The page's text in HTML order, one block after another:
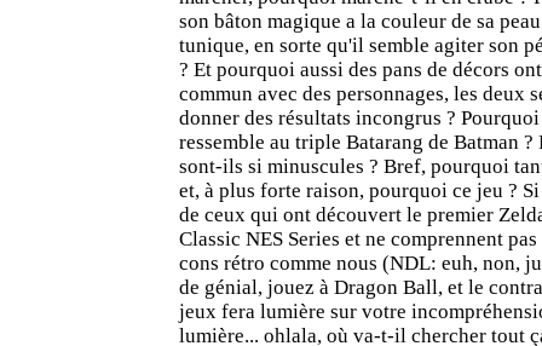
son bâton magique a la couleur de sa
tunique, en sorte qu'il semble agiter son
? Et pourquoi aussi des pans de décors
commun avec des personnages, les deux
donner des résultats incongrus ?
ressemble au triple Batarang de Batman
sont-ils si minuscules ? Bref, pourquoi
et, à plus forte raison, pourquoi ce jeu ?
de ceux qui ont découvert le premier
Classic NES Series et ne comprennent
cons rétro comme nous (NDL: euh, non,
de génial, jouez à Dragon Ball, et le
jeux fera lumière sur votre
lumière... ohlala, où va-t-il chercher tout